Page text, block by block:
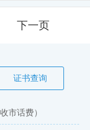
下一页
证书查询
收市话费）